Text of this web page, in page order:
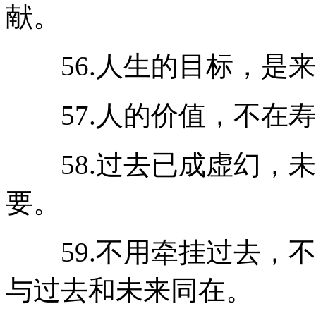
献。
56.人生的目标，是来
57.人的价值，不在寿
58.过去已成虚幻，未
要。
59.不用牵挂过去，不
与过去和未来同在。